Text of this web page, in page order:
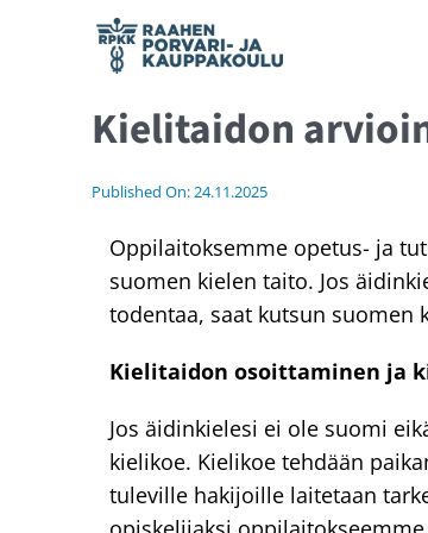
Hae opiskelemaan
Ajankohtaista
Verkostolle
Kielitaidon
Published On: 24.11.2025
Oppilaitoksemme opetus- ja
suomen kielen taito. Jos
todentaa, saat kutsun suomen
Kielitaidon osoittaminen ja
Jos äidinkielesi ei ole suomi
kielikoe. Kielikoe tehdään
tuleville hakijoille laitetaan